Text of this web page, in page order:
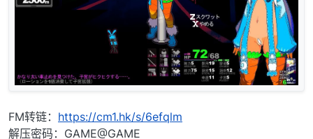
FM转链： https://cm1.hk/s/6efqlm
解压密码：GAME@GAME